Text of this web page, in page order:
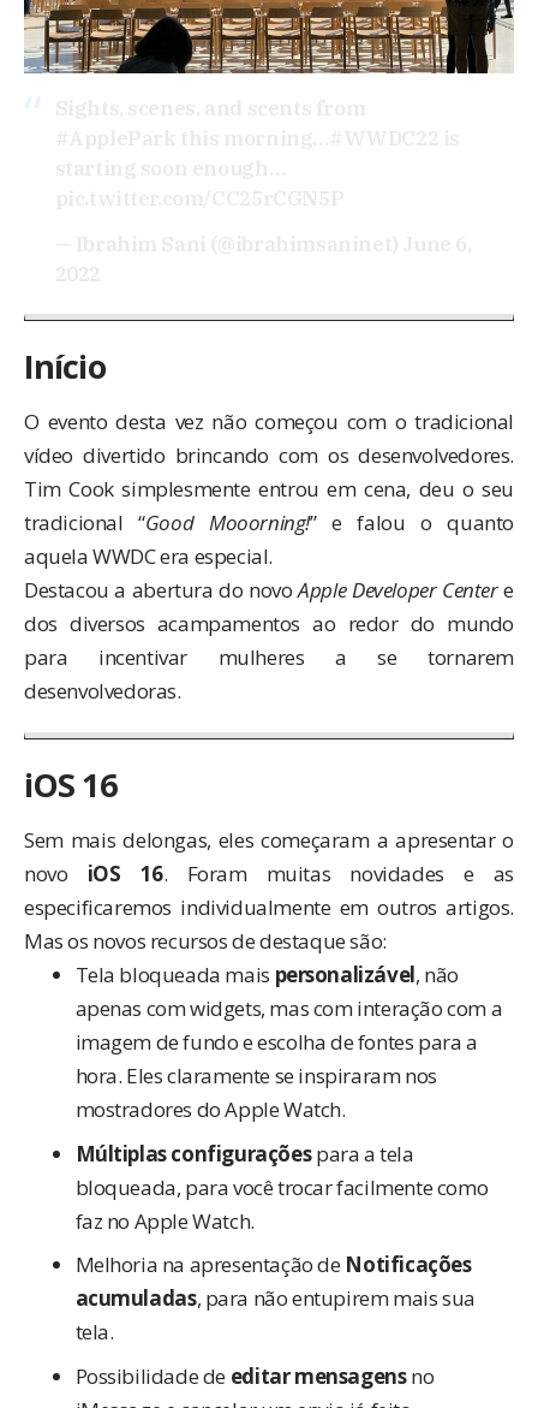
Início
O evento desta vez não começou com o tradicional
vídeo divertido brincando com os desenvolvedores.
Tim Cook simplesmente entrou em cena, deu o seu
tradicional “Good Mooorning!” e falou o quanto
aquela WWDC era especial.
Destacou a abertura do novoApple Developer Centere
dos diversos acampamentos ao redor do mundo
para incentivar mulheres a se tornarem
desenvolvedoras.
iOS 16
Sem mais delongas, eles começaram a apresentar o
novo iOS 16. Foram muitas novidades e as
especificaremos individualmente em outros artigos.
Mas os novos recursos de destaque são:
Tela bloqueada mais personalizável, não
apenas com widgets, mas com interação com a
imagem de fundo e escolha de fontes para a
hora. Eles claramente se inspiraram nos
mostradores do Apple Watch.
Múltiplas configuraçõespara a tela
bloqueada, para você trocar facilmente como
faz no Apple Watch.
Melhoria na apresentação de Notificações
acumuladas, para não entupirem mais sua
tela.
Possibilidade de editar mensagensno